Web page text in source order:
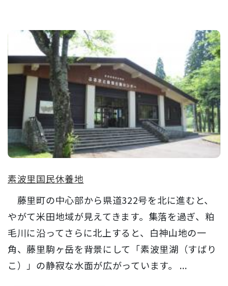
素波里国民休養地
藤里町の中心部から県道322号を北に進むと、
やがて米田地域が見えてきます。集落を過ぎ、粕
毛川に沿ってさらに北上すると、白神山地の一
角、藤里駒ヶ岳を背景にして「素波里湖（すばり
こ）」の静寂な水面が広がっています。 ...